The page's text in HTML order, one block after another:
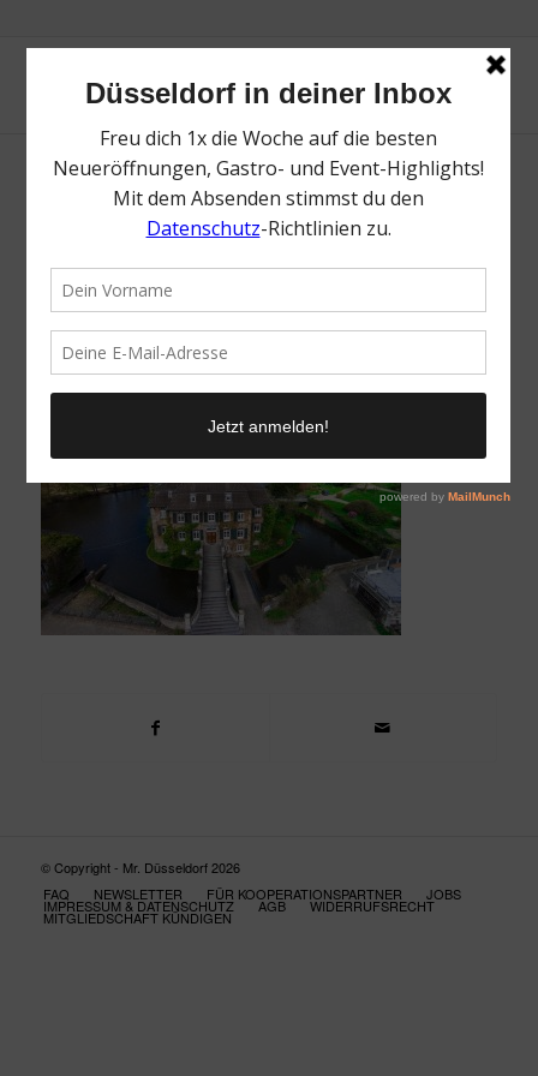
Schloss Linnep | Top 10 Schlösser in
Düsseldorf | Foto: Schloss Linnep
© Copyright - Mr. Düsseldorf 2026
FAQ
NEWSLETTER FÜR KOOPERATIONSPARTNER JOBS
IMPRESSUM & DATENSCHUTZ AGB WIDERRUFSRECHT
MITGLIEDSCHAFT KÜNDIGEN